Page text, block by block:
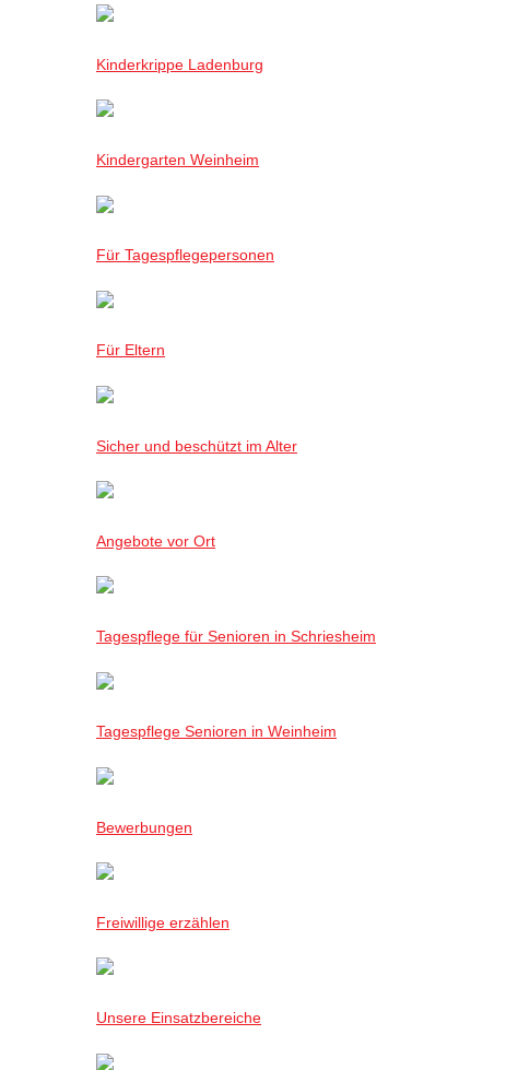
Kinderkrippe Ladenburg
Kindergarten Weinheim
Für Tagespflegepersonen
Für Eltern
Sicher und beschützt im Alter
Angebote vor Ort
Tagespflege für Senioren in Schriesheim
Tagespflege Senioren in Weinheim
Bewerbungen
Freiwillige erzählen
Unsere Einsatzbereiche